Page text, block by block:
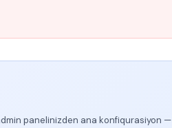
panelinizden ana konfiqurasiyon —